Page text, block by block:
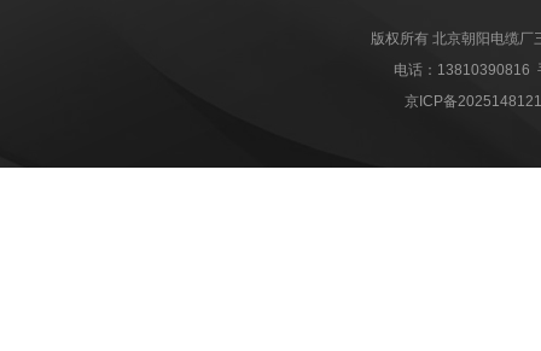
版权所有 北京朝阳电缆
电话：13810390816
京ICP备